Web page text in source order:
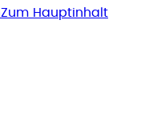
Zum Hauptinhalt